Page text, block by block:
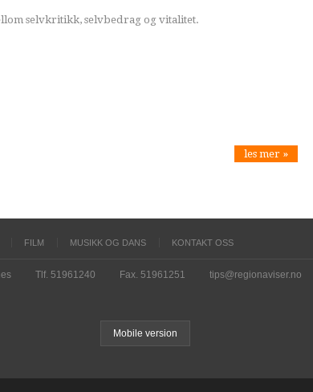
selvkritikk, selvbedrag og vitalitet.
les mer »
FILM MUSIKK OG DANS KONTAKT OSS
Tlf. 51961240 Fax. 51961251 tips@regionaviser.no
Mobile version